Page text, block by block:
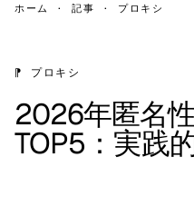
ホーム · 記事 · プロキシ
⁋ プロキシ
2026年匿名
TOP5：実践